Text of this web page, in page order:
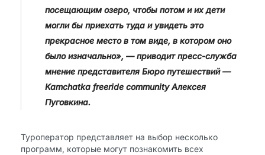
посещающим озеро, чтобы потом и их дети
могли бы приехать туда и увидеть это
прекрасное место в том виде, в котором оно
было изначально», — приводит пресс-служба
мнение представителя Бюро путешествий —
Kamchatka freeride community Алексея
Пуговкина.
Туроператор представляет на выбор несколько
программ, которые могут познакомить всех